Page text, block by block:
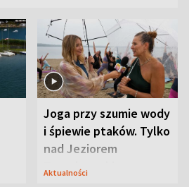
Joga przy szumie wody
i śpiewie ptaków. Tylko
nad Jeziorem
Tarnobrzeskim
Aktualności